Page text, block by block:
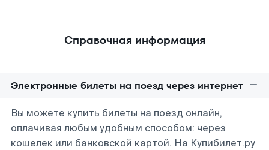
Справочная информация
Электронные билеты на поезд через интернет
Вы можете купить билеты на поезд онлайн,
оплачивая любым удобным способом: через
кошелек или банковской картой. На Купибилет.ру